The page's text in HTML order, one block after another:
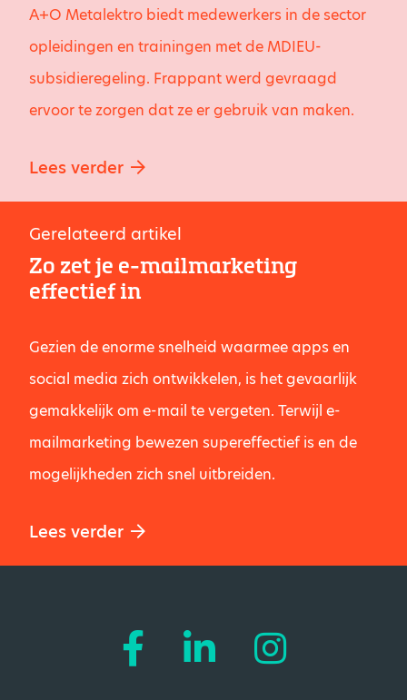
A+O Metalektro biedt medewerkers in de sector
opleidingen en trainingen met de MDIEU-
subsidieregeling. Frappant werd gevraagd
ervoor te zorgen dat ze er gebruik van maken.
Lees verder
Gerelateerd artikel
Zo zet je e-mailmarketing
effectief in
Gezien de enorme snelheid waarmee apps en
social media zich ontwikkelen, is het gevaarlijk
gemakkelijk om e-mail te vergeten. Terwijl e-
mailmarketing bewezen supereffectief is en de
mogelijkheden zich snel uitbreiden.
Lees verder